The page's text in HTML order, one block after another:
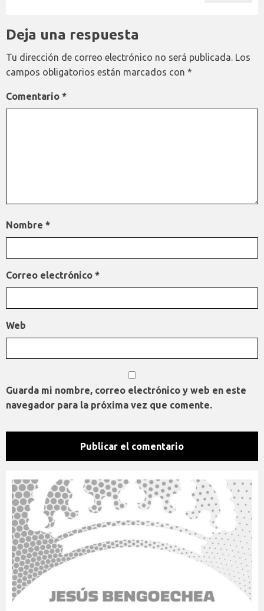
Deja una respuesta
Tu dirección de correo electrónico no será publicada. Los
campos obligatorios están marcados con *
Comentario *
Nombre *
Correo electrónico *
Web
Guarda mi nombre, correo electrónico y web en este
navegador para la próxima vez que comente.